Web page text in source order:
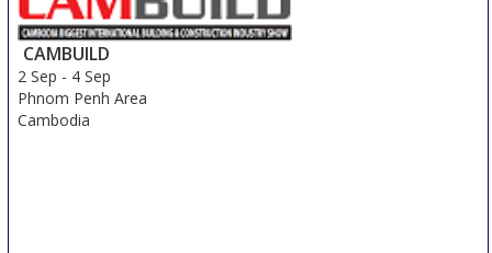
CAMBUILD
2 Sep - 4 Sep
Phnom Penh Area
Cambodia